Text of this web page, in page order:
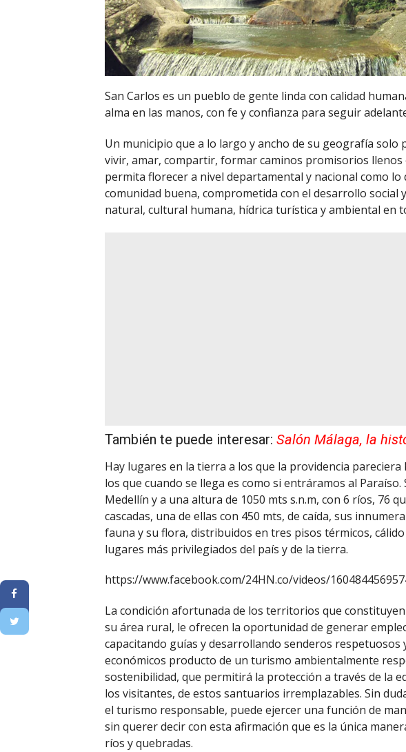
San Carlos es un pueblo de gente linda con calidad
alma en las manos, con fe y confianza para seguir
Un municipio que a lo largo y ancho de su geografía solo
vivir, amar, compartir, formar caminos promisorios
permita florecer a nivel departamental y nacional como lo
comunidad buena, comprometida con el desarrollo social
natural, cultural humana, hídrica turística y ambiental en
También te puede interesar: Salón Málaga, la
Hay lugares en la tierra a los que la providencia
los que cuando se llega es como si entráramos al Paraíso.
Medellín y a una altura de 1050 mts s.n.m, con 6 ríos, 76
cascadas, una de ellas con 450 mts, de caída, sus
fauna y su flora, distribuidos en tres pisos térmicos,
lugares más privilegiados del país y de la tierra.
https://www.facebook.com/24HN.co/videos/
La condición afortunada de los territorios que
su área rural, le ofrecen la oportunidad de generar
capacitando guías y desarrollando senderos respetuosos
económicos producto de un turismo ambientalmente
sostenibilidad, que permitirá la protección a través de la
los visitantes, de estos santuarios irremplazables. Sin
el turismo responsable, puede ejercer una función de
sin querer decir con esta afirmación que es la única
ríos y quebradas.